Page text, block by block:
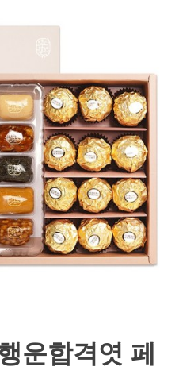
운합격엿 페